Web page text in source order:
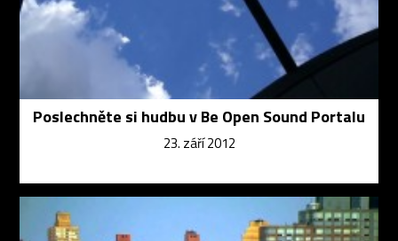
Poslechněte si hudbu v Be Open Sound Portalu
23. září 2012